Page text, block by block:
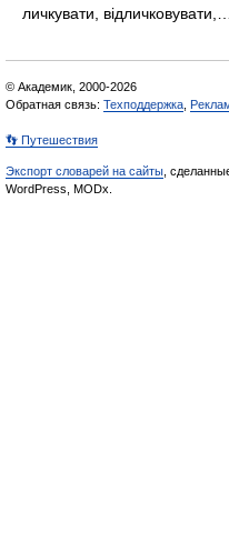
личкувати,
© Академик, 2000-2026
Обратная связь: Техподдержка
👣 Путешествия
Экспорт словарей на сайты ,
WordPress, MODx.